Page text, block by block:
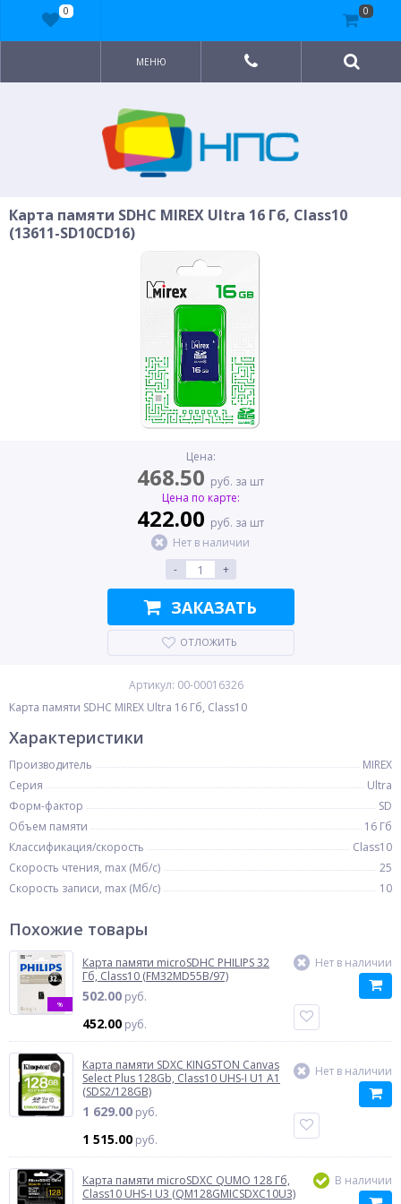
МЕНЮ
Карта памяти SDHC MIREX Ultra 16 Гб, Class10
(13611-SD10CD16)
Цена:
468.50 руб. за шт
Цена по карте:
422.00 руб. за шт
Нет в наличии
-
+
ЗАКАЗАТЬ
ОТЛОЖИТЬ
Артикул: 00-00016326
Карта памяти SDHC MIREX Ultra 16 Гб, Class10
Характеристики
Производитель
MIREX
Серия
Ultra
Форм-фактор
SD
Объем памяти
16 Гб
Классификация/скорость
Class10
Скорость чтения, max (Мб/с)
25
Скорость записи, max (Мб/с)
10
Похожие товары
%
Карта памяти microSDHC PHILIPS 32
Гб, Class10 (FM32MD55B/97)
502.00 руб.
452.00 руб.
Нет в наличии
Карта памяти SDXC KINGSTON Canvas
Select Plus 128Gb, Class10 UHS-I U1 A1
(SDS2/128GB)
1 629.00 руб.
1 515.00 руб.
Нет в наличии
Карта памяти microSDXC QUMO 128 Гб,
Class10 UHS-I U3 (QM128GMICSDXC10U3)
В наличии
0 0